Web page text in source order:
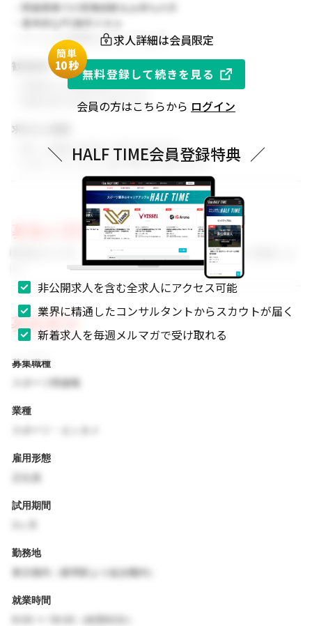
・関連業務での実務経験をお持ちの方
・基本的なPC操作スキル
・チームでの協働を大切にできる方
歓迎条件
・同業界での就業経験がある方
・関連分野の知見をお持ちの方
求める人物像
・新しい挑戦に前向きに取り組める方
・スポーツビジネスに強い関心をお持ちの方
募集の背景
事業拡大に伴い、組織体制を強化するためのメンバーを募集しま
募集要項
募集職種
スポーツ関連職
業種
雇用形態
試用期間
勤務地
東京都内（最寄駅より徒歩圏内）
就業時間
9:00 〜 18:00（休憩60分）
求人詳細は会員限定
簡単
10秒
無料登録して続きを見る
会員の方はこちらから ログイン
＼ HALF TIME会員登録特典 ／
非公開求人を含む全求人にアクセス可能
業界に精通したコンサルタントからスカウトが届く
新着求人を毎週メルマガで受け取れる